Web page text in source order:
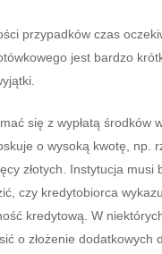
przypadków czas
jest bardzo
się z wypłatą środków
o wysoką kwotę, np.
złotych. Instytucja musi
czy kredytobiorca
kredytową. W
o złożenie dodatkowych